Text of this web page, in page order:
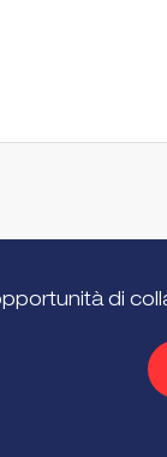
di